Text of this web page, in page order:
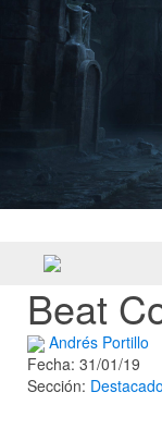
Beat
Andrés Portillo
Fecha: 31/01/19
Sección: